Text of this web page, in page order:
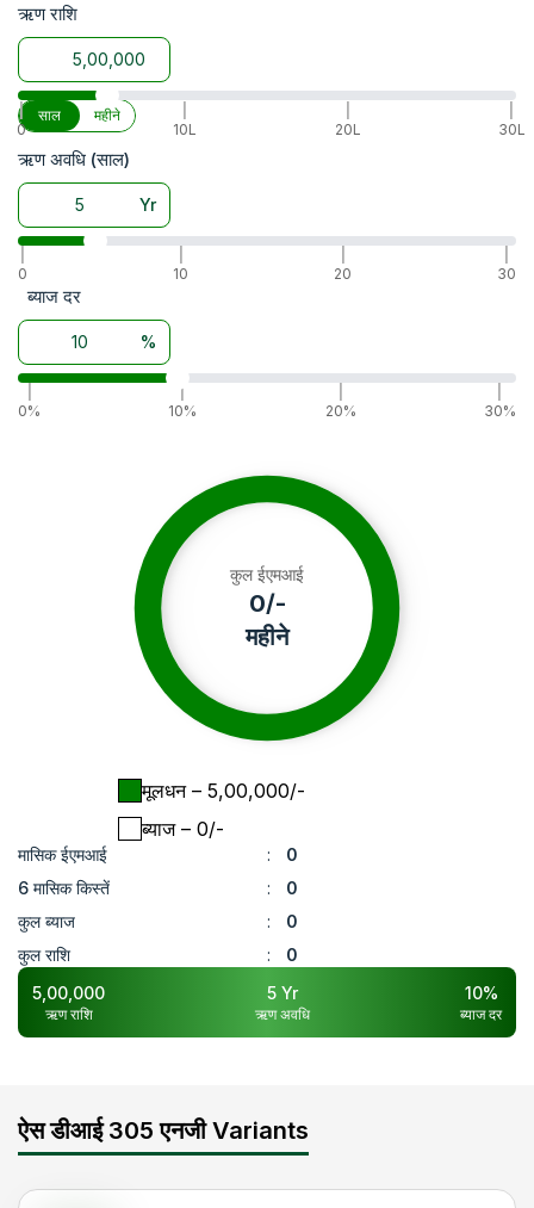
ट्रैक्टर वजन
ग्राउंड क्लीयरेंस
उठाने की क्षमता
हाइड्रॉलिक कंट्रोल
ADDC
टायर साइज
F(6.00 X 16 8PR),
व्हील ड्राइव
बैटरी
अल्टरनेटर
कल्टीवेटर, रोटावेटर, प्लाऊ, आदि के साथ आसानी से काम कर
सकता है।
ऋण राशि
|
0
10L
20L
30L
साल महीने
ऋण अवधि (साल)
Yr
0
10
20
30
ब्याज दर
%
0%
|
10%
20%
30%
कुल ईएमआई
0/-
महीने
मूलधन– ₹ 5,00,000/-
ब्याज– ₹ 0/-
मासिक ईएमआई :
0
6 मासिक किस्तें
:
0
कुल ब्याज
:
0
कुल राशि
:
0
5,00,000
ऋण राशि
5 Yr
ऋण अवधि
10%
ब्याज दर
ऐस डीआई 305 एनजी Variants